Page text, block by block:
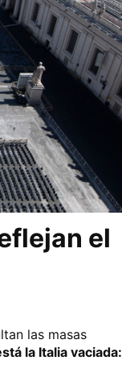
el
las masas
la Italia vaciada: